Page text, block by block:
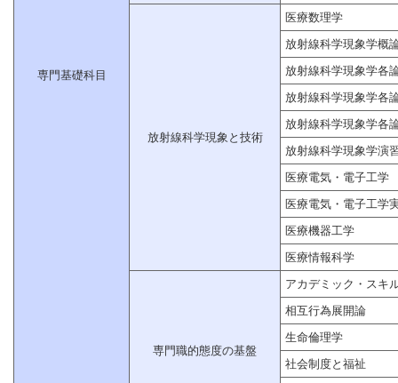
専門基礎科目
放射線科学現象と技術
医療数理学
放射線科学現象学概
放射線科学現象学各
放射線科学現象学各
放射線科学現象学各
放射線科学現象学演
医療電気・電子工学
医療電気・電子工学
医療機器工学
医療情報科学
専門職的態度の基盤
アカデミック・スキ
相互行為展開論
生命倫理学
社会制度と福祉